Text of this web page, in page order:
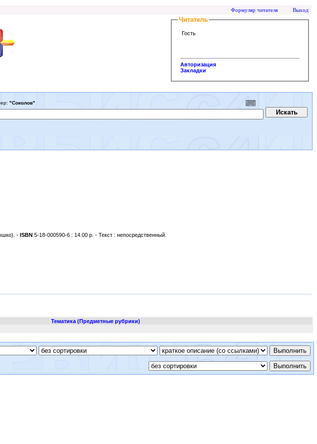
Формуляр читателя Выход
Читатель
Гость
Авторизация
Закладки
"Соколов"
- ISBN 5-18-000590-6 : 14.00 р. - Текст : непосредственный.
Тематика (Предметные рубрики)